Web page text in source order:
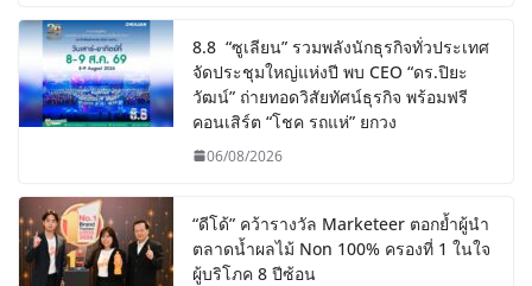
8.8 “ซูเลียน” รวมพลังนักธุรกิจทั่วประเทศ
จัดประชุมใหญ่แห่งปี พบ CEO “ดร.ปิยะ
วัฒน์” ถ่ายทอดวิสัยทัศน์ธุรกิจ พร้อมฟรี
คอนเสิร์ต “โชค รถแห่” ยกวง
06/08/2026
“ดีโด้” คว้ารางวัล Marketeer ตอกย้ำผู้นำ
ตลาดน้ำผลไม้ Non 100% ครองที่ 1 ในใจ
ผู้บริโภค 8 ปีซ้อน